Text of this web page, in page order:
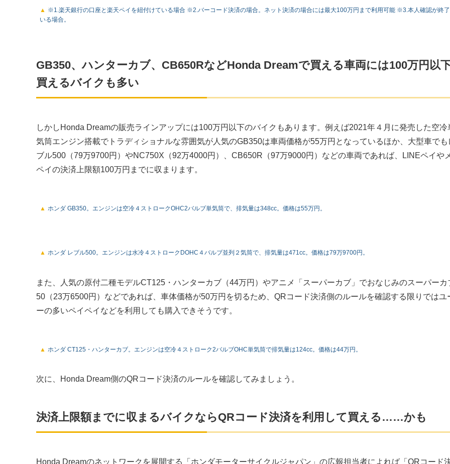
※1.楽天銀行の口座と楽天ペイを紐付けている場合 ※2.バーコード決済の場合。ネット決済の場合には最大100万円まで利用可能 ※3.本人確認が終
いる場合。
GB350、ハンターカブ、CB650RなどHonda Dreamで買える車両には100万円以
買えるバイクも多い
しかしHonda Dreamの販売ラインアップには100万円以下のバイクもあります。例えば2021年４月に発売した空冷
気筒エンジン搭載でトラディショナルな雰囲気が人気のGB350は車両価格が55万円となっているほか、大型車でも
ブル500（79万9700円）やNC750X（92万4000円）、CB650R（97万9000円）などの車両であれば、LINEペイや
ペイの決済上限額100万円までに収まります。
ホンダ GB350。エンジンは空冷４ストロークOHC2バルブ単気筒で、排気量は348cc。価格は55万円。
ホンダ レブル500。エンジンは水冷４ストロークDOHC４バルブ並列２気筒で、排気量は471cc。価格は79万9700円。
また、人気の原付二種モデルCT125・ハンターカブ（44万円）やアニメ「スーパーカブ」でおなじみのスーパーカ
50（23万6500円）などであれば、車体価格が50万円を切るため、QRコード決済側のルールを確認する限りではユ
ーの多いペイペイなどを利用しても購入できそうです。
ホンダ CT125・ハンターカブ。エンジンは空冷４ストローク2バルブOHC単気筒で排気量は124cc。価格は44万円。
次に、Honda Dream側のQRコード決済のルールを確認してみましょう。
決済上限額までに収まるバイクならQRコード決済を利用して買える……かも
Honda Dreamのネットワークを展開する「ホンダモーターサイクルジャパン」の広報担当者によれば「QRコード